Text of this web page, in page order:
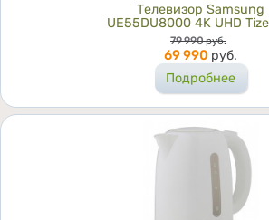
Телевизор Samsung
UE55DU8000 4K UHD
Цена
79 990 руб.
69 990 руб.
Подробнее